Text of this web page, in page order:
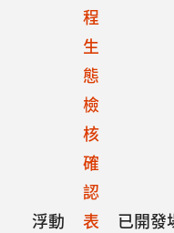
浮動
程
生
態
檢
核
確
認
表
已開發